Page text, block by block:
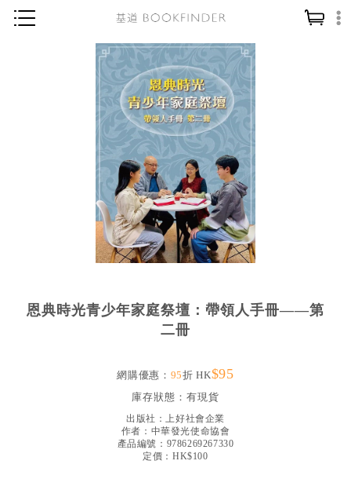
神學／教義
讀經／研經
信仰入門
教會歷史
靈修／禱告
信徒生活
教會事工
社會／倫理
見證／傳記
恩典時光青少年家庭祭壇：帶領人手冊——第
二冊
網購優惠： 95折 HK$95
庫存狀態： 有現貨
出版社：上好社會企業
作者： 中華發光使命協會
產品編號：9786269267330
定價：HK$100